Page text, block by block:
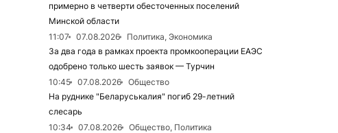
примерно в четверти обесточенных поселений
Минской области
11:07
07.08.2026
Политика, Экономика
За два года в рамках проекта промкооперации ЕАЭС
одобрено только шесть заявок — Турчин
10:45
07.08.2026
Общество
На руднике "Беларуськалия" погиб 29-летний
слесарь
10:34
07.08.2026
Общество, Политика